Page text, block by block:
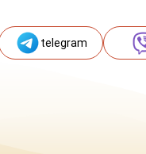
telegram